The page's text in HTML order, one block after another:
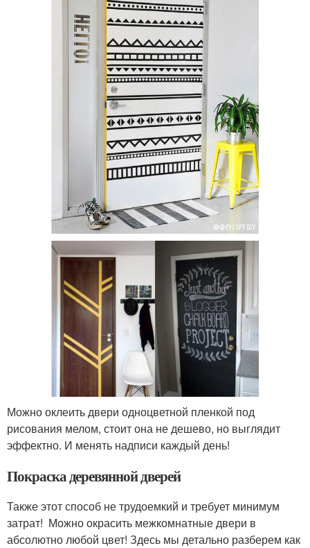
Можно оклеить двери одноцветной пленкой под
рисования мелом, стоит она не дешево, но выглядит
эффектно. И менять надписи каждый день!
Покраска деревянной дверей
Также этот способ не трудоемкий и требует минимум
затрат! Можно окрасить межкомнатные двери в
абсолютно любой цвет! Здесь мы детально разберем как